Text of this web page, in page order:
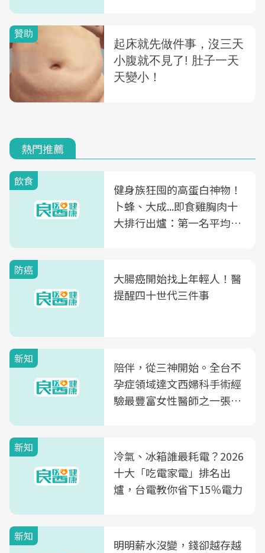
熱門推薦
飲食
健身族狂囤的高蛋白神物！
卜蜂、大成...即食雞胸肉十
大排行出爐：第一名平均一
防癌
大腸癌開始找上年輕人！醫
提醒四十世代三件事
新知
陪伴，從三神開始。全台不
孕症領域達文西婦科手術經
驗最豐富女性醫師之一張永
光田醫院建構360度女性健
康照護生態圈
新知
冷氣、冰箱誰最耗電？2026
十大「吃電家電」排名出
爐，台電教你省下15％電力
新知
明明薪水沒變，錢卻越存越